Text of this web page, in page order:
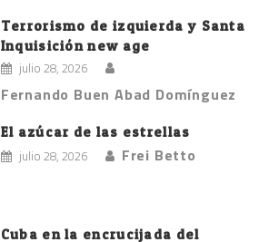
Terrorismo de izquierda y Santa
Inquisición new age
julio 28, 2026
Fernando Buen Abad Domínguez
El azúcar de las estrellas
julio 28, 2026 Frei Betto
Cuba en la encrucijada del